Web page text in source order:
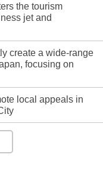
the tourism
jet and
create a wide-range
focusing on
local appeals in